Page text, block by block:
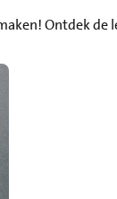
Ontdek de